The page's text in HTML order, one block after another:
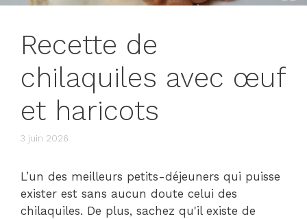
Recette de
chilaquiles avec œuf
et haricots
3 juin 2026
L’un des meilleurs petits-déjeuners qui puisse
exister est sans aucun doute celui des
chilaquiles. De plus, sachez qu'il existe de